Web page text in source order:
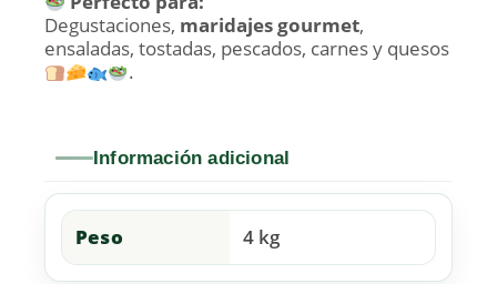
Degustaciones, maridajes gourmet,
ensaladas, tostadas, pescados, carnes y quesos
.
Información adicional
Peso 4 kg